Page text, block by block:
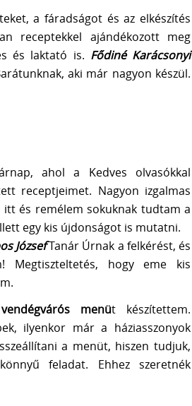
a fáradságot és az elkészítés
receptekkel ajándékozott meg
és laktató is. Fődiné Karácsonyi
aki már nagyon készül.
ahol a Kedves olvasókkal
receptjeimet. Nagyon izgalmas
és remélem sokuknak tudtam a
egy kis újdonságot is mutatni.
JózsefTanár Úrnak a felkérést, és
Megtiszteltetés, hogy eme kis
vendégvárós menüt készítettem.
ilyenkor már a háziasszonyok
a menüt, hiszen tudjuk,
feladat. Ehhez szeretnék